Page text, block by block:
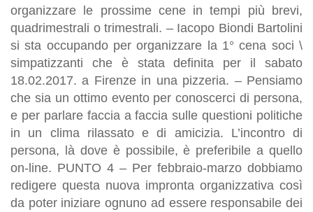
organizzare le prossime cene in tempi più brevi,
quadrimestrali o trimestrali. – Iacopo Biondi Bartolini
si sta occupando per organizzare la 1° cena soci \
simpatizzanti che è stata definita per il sabato
18.02.2017. a Firenze in una pizzeria. – Pensiamo
che sia un ottimo evento per conoscerci di persona,
e per parlare faccia a faccia sulle questioni politiche
in un clima rilassato e di amicizia. L’incontro di
persona, là dove è possibile, è preferibile a quello
on-line. PUNTO 4 – Per febbraio-marzo dobbiamo
redigere questa nuova impronta organizzativa così
da poter iniziare ognuno ad essere responsabile dei